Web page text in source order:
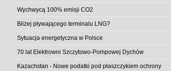
Wychwycą 100% emisji CO2
Bliżej pływającego terminalu LNG?
Sytuacja energetyczna w Polsce
70 lat Elektrowni Szczytowo-Pompowej Dychów
Kazachstan - Nowe podatki pod płaszczykiem ochrony